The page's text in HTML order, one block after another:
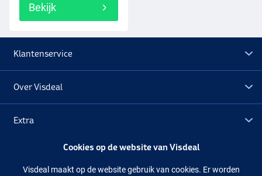
Bekijk
Klantenservice
Over Visdeal
Extra
Cookies op de website van Visdeal
Visdeal maakt op de website gebruik van cookies. Er worden